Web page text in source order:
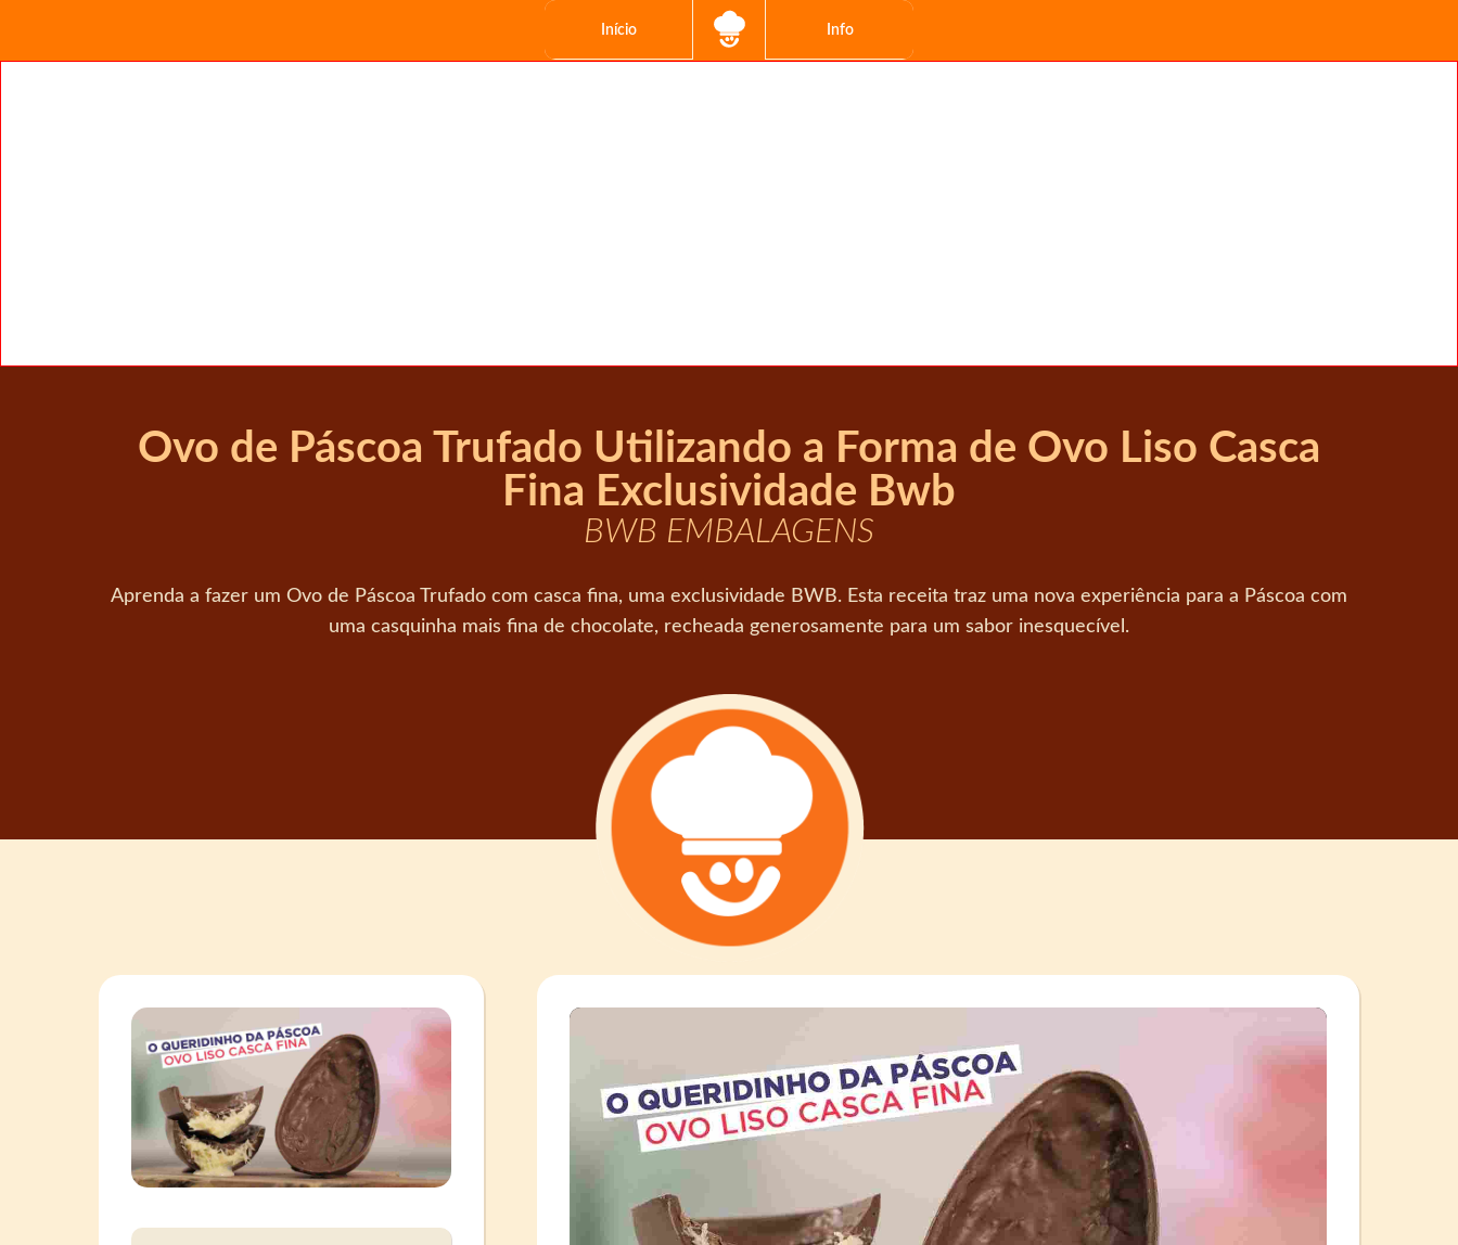
Início Info
Ovo de Páscoa Trufado Utilizando a Forma de Ovo Liso Casca
Fina Exclusividade Bwb
BWB EMBALAGENS
Aprenda a fazer um Ovo de Páscoa Trufado com casca fina, uma exclusividade BWB. Esta receita traz uma nova experiência para a Páscoa com
uma casquinha mais fina de chocolate, recheada generosamente para um sabor inesquecível.